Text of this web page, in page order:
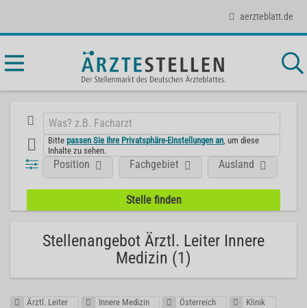
aerzteblatt.de
Bittepassen Sie Ihre Privatsphäre-Einstellungen an , um diese
Inhalte zu sehen.
Position Fachgebiet Ausland
Stellenangebot Ärztl. Leiter Innere
Medizin (1)
Ärztl. Leiter Innere Medizin Österreich
Klinik